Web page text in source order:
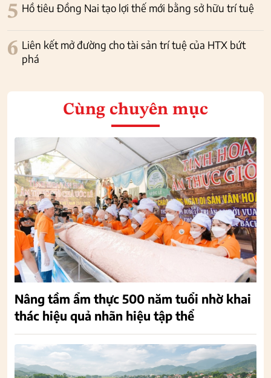
5 Hồ tiêu Đồng Nai tạo lợi thế mới bằng sở hữu trí tuệ
6 Liên kết mở đường cho tài sản trí tuệ của HTX bứt
phá
Cùng chuyên mục
Nâng tầm ẩm thực 500 năm tuổi nhờ khai
thác hiệu quả nhãn hiệu tập thể